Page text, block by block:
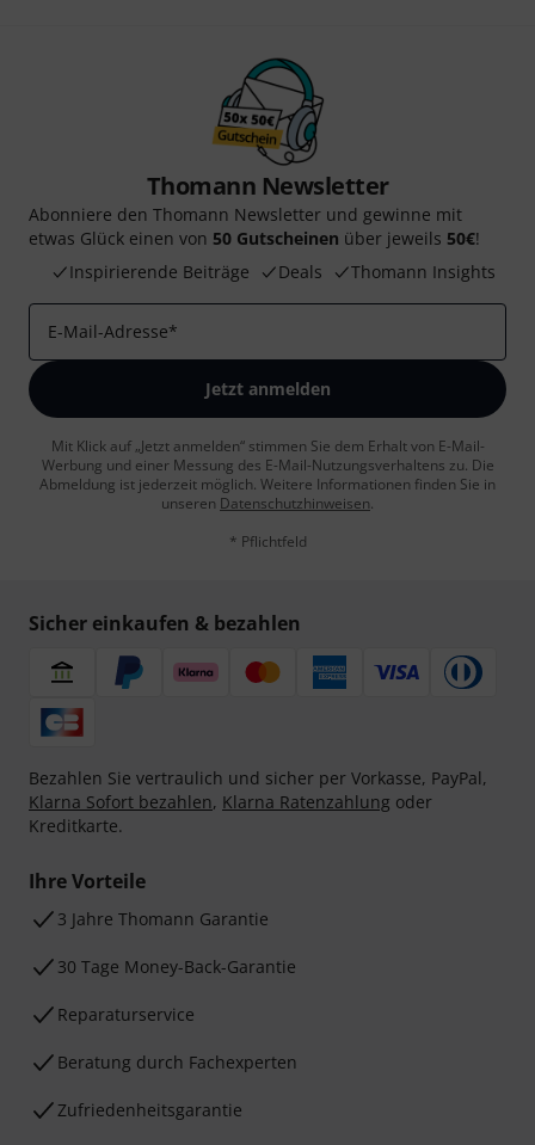
Thomann Newsletter
Abonniere den Thomann Newsletter und gewinne mit
etwas Glück einen von 50 Gutscheinen über jeweils 50€!
Inspirierende Beiträge
Deals Thomann Insights
E-Mail-Adresse*
Jetzt anmelden
Mit Klick auf „Jetzt anmelden“ stimmen Sie dem Erhalt von E-Mail-
Werbung und einer Messung des E-Mail-Nutzungsverhaltens zu. Die
Abmeldung ist jederzeit möglich. Weitere Informationen finden Sie in
unseren Datenschutzhinweisen.
* Pflichtfeld
Sicher einkaufen & bezahlen
Bezahlen Sie vertraulich und sicher per Vorkasse, PayPal,
Klarna Sofort bezahlen, Klarna Ratenzahlung oder
Kreditkarte.
Ihre Vorteile
3 Jahre Thomann Garantie
30 Tage Money-Back-Garantie
Reparaturservice
Beratung durch Fachexperten
Zufriedenheitsgarantie